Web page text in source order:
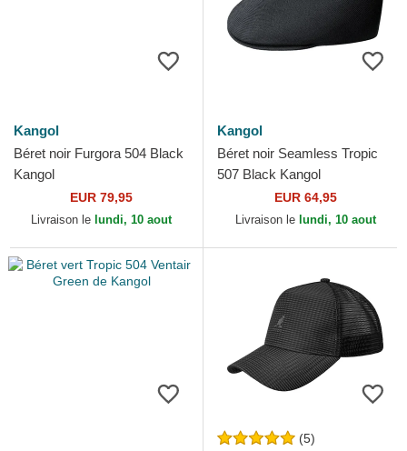
Kangol
Béret noir Furgora 504 Black
Kangol
EUR 79,95
Livraison le lundi, 10 aout
Kangol
Béret noir Seamless Tropic
507 Black Kangol
EUR 64,95
Livraison le lundi, 10 aout
(5)